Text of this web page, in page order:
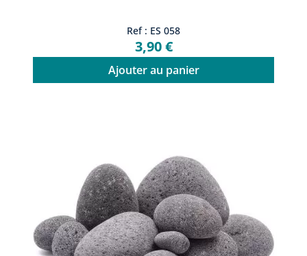
Ref : ES 058
3,90 €
Ajouter au panier